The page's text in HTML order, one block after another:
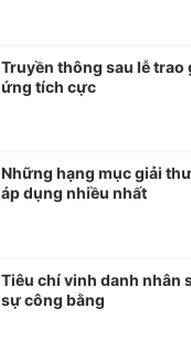
Truyền thông sau lễ trao
ứng tích cực
Những hạng mục giải
áp dụng nhiều nhất
Tiêu chí vinh danh nhân
sự công bằng